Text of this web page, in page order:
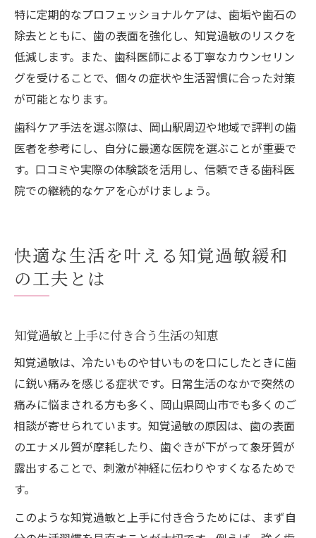
特に定期的なプロフェッショナルケアは、歯垢や歯石の
除去とともに、歯の表面を強化し、知覚過敏のリスクを
低減します。また、歯科医師による丁寧なカウンセリン
グを受けることで、個々の症状や生活習慣に合った対策
が可能となります。
歯科ケア手法を選ぶ際は、岡山駅周辺や地域で評判の歯
医者を参考にし、自分に最適な医院を選ぶことが重要で
す。口コミや実際の体験談を活用し、信頼できる歯科医
院での継続的なケアを心がけましょう。
快適な生活を叶える知覚過敏緩和
の工夫とは
知覚過敏と上手に付き合う生活の知恵
知覚過敏は、冷たいものや甘いものを口にしたときに歯
に鋭い痛みを感じる症状です。日常生活のなかで突然の
痛みに悩まされる方も多く、岡山県岡山市でも多くのご
相談が寄せられています。知覚過敏の原因は、歯の表面
のエナメル質が摩耗したり、歯ぐきが下がって象牙質が
露出することで、刺激が神経に伝わりやすくなるためで
す。
このような知覚過敏と上手に付き合うためには、まず自